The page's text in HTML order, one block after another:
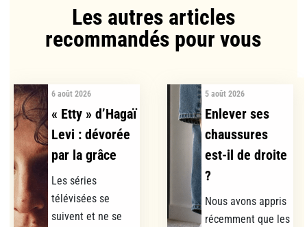
Les autres articles
recommandés pour vous​
6 août 2026
« Etty » d’Hagaï
Levi : dévorée
par la grâce
Les séries
télévisées se
suivent et ne se
5 août 2026
Enlever ses
chaussures
est-il de droite
?
Nous avons appris
récemment que les